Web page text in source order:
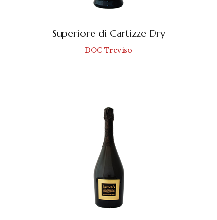
Superiore di Cartizze Dry
DOC Treviso